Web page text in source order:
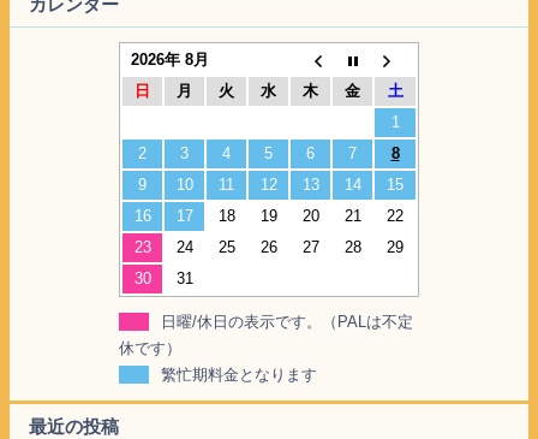
カレンダー
2026年 8月
日
月 火 水 木 金
土
1
2
3 4 5 6 7
8
9
10 11 12 13 14
15
16
17 18 19 20 21
22
23
24 25 26 27 28
29
30
31
日曜/休日の表示です。（PALは不定
休です）
繁忙期料金となります
最近の投稿